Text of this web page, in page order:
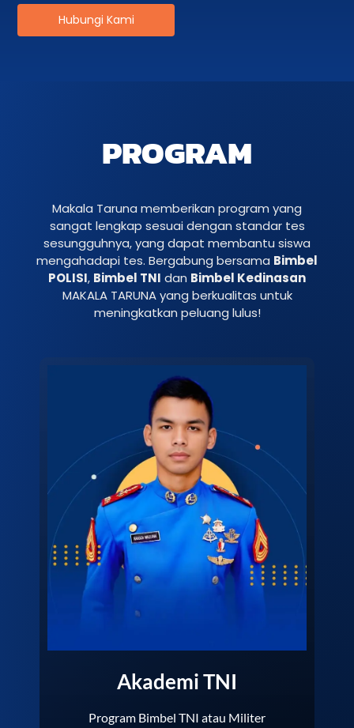
Hubungi Kami
PROGRAM
Makala Taruna memberikan program yang
sangat lengkap sesuai dengan standar tes
sesungguhnya, yang dapat membantu siswa
mengahadapi tes. Bergabung bersama Bimbel
POLISI, Bimbel TNI dan Bimbel Kedinasan
MAKALA TARUNA yang berkualitas untuk
meningkatkan peluang lulus!
Akademi TNI
Program Bimbel TNI atau Militer